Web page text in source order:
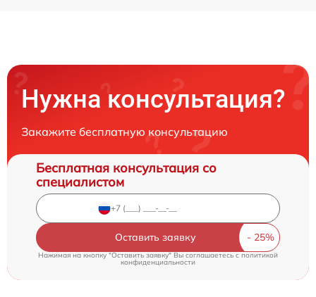
Нужна консультация?
Закажите бесплатную консультацию
Бесплатная консультация со
специалистом
Оставить заявку
Нажимая на кнопку "Оставить заявку" Вы соглашаетесь cполитикой
конфиденциальности